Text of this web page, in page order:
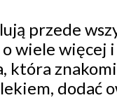
przede
wiele więcej
która
dodać